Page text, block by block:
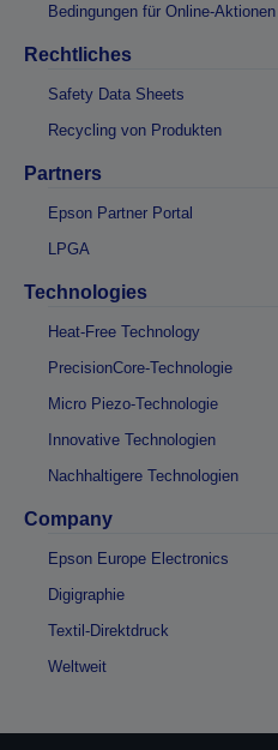
Bedingungen für Online-Aktionen
Rechtliches
Safety Data Sheets
Recycling von Produkten
Partners
Epson Partner Portal
LPGA
Technologies
Heat-Free Technology
PrecisionCore-Technologie
Micro Piezo-Technologie
Innovative Technologien
Nachhaltigere Technologien
Company
Epson Europe Electronics
Digigraphie
Textil-Direktdruck
Weltweit